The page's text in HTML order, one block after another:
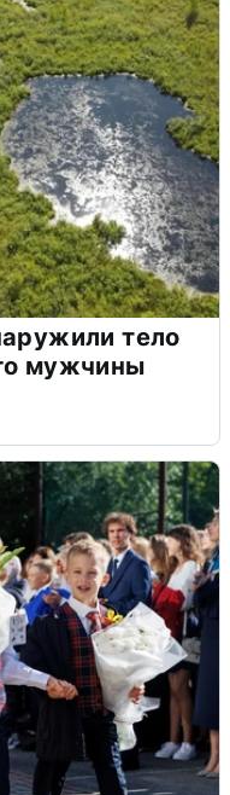
тело
мужчины